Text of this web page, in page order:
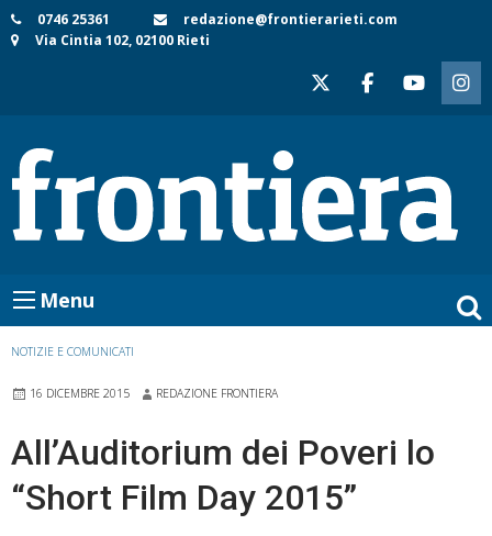
Skip
to
0746 25361
redazione@frontierarieti.com
Via Cintia 102, 02100 Rieti
Menu
NOTIZIE E COMUNICATI
16 DICEMBRE 2015 REDAZIONE FRONTIERA
All’Auditorium dei Poveri lo
“Short Film Day 2015”